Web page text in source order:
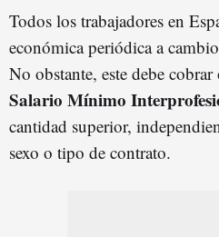
Todos los trabajadores en
económica periódica a
No obstante, este debe
Salario Mínimo
cantidad superior,
sexo o tipo de contrato.